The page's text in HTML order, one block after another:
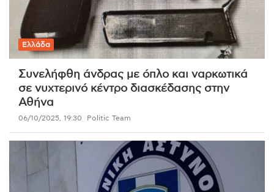
Ελλάδα
Συνελήφθη άνδρας με όπλο και ναρκωτικά
σε νυχτερινό κέντρο διασκέδασης στην
Αθήνα
06/10/2025, 19:30 Politic Team